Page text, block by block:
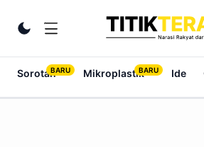
Ubah tema
Sorotan Mikroplastik Ide